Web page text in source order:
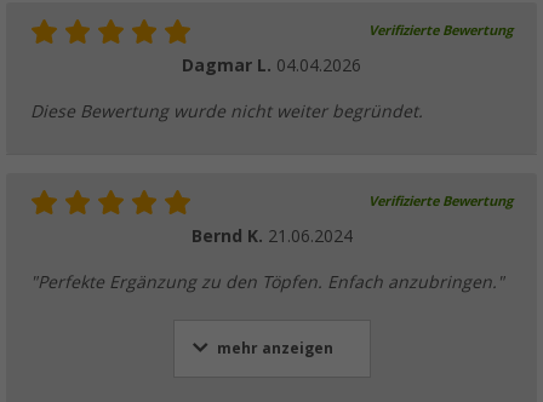
Verifizierte Bewertung
Dagmar L. 04.04.2026
Diese Bewertung wurde nicht weiter begründet.
Verifizierte Bewertung
Bernd K. 21.06.2024
"Perfekte Ergänzung zu den Töpfen. Enfach anzubringen."
mehr anzeigen